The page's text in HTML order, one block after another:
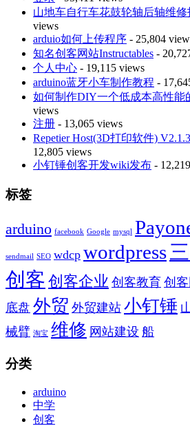
山地车自行车花鼓轮轴后轴维
views
arduio如何上传程序 - 25,804
知名创客网站Instructables -
个人中心 - 19,115 views
arduino蓝牙小车制作教程 -
如何制作DIY一个低成本高性能
views
注册 - 13,065 views
Repetier Host(3D打印软件)
12,805 views
小钉锤创客开发wiki发布 -
标签
arduino facebook Google mysql
sendmail SEO wdcp wordpress
创客 创客企业 创客教育 创客
底盘 外贸 外贸建站 小钉锤
械臂 淘宝 维修 网站建设 船
分类
arduino
中学
创客